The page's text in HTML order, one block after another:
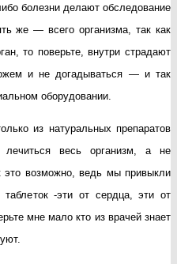
болезни делают обследование
же — всего организма, так как
то поверьте, внутри страдают
и не догадываться — и так
оборудовании.
из натуральных препаратов
лечиться весь организм, а не
это возможно, ведь мы привыкли
-эти от сердца, эти от
мне мало кто из врачей знает